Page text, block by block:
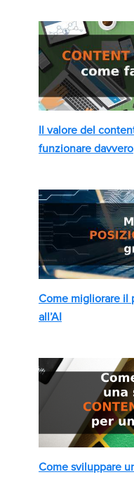
Il valore del
funzionare davvero
Come migliorare il
all’AI
Come sviluppare